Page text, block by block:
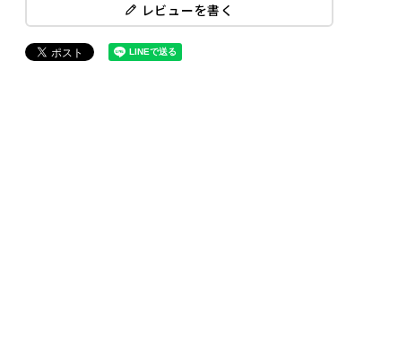
レビューを書く